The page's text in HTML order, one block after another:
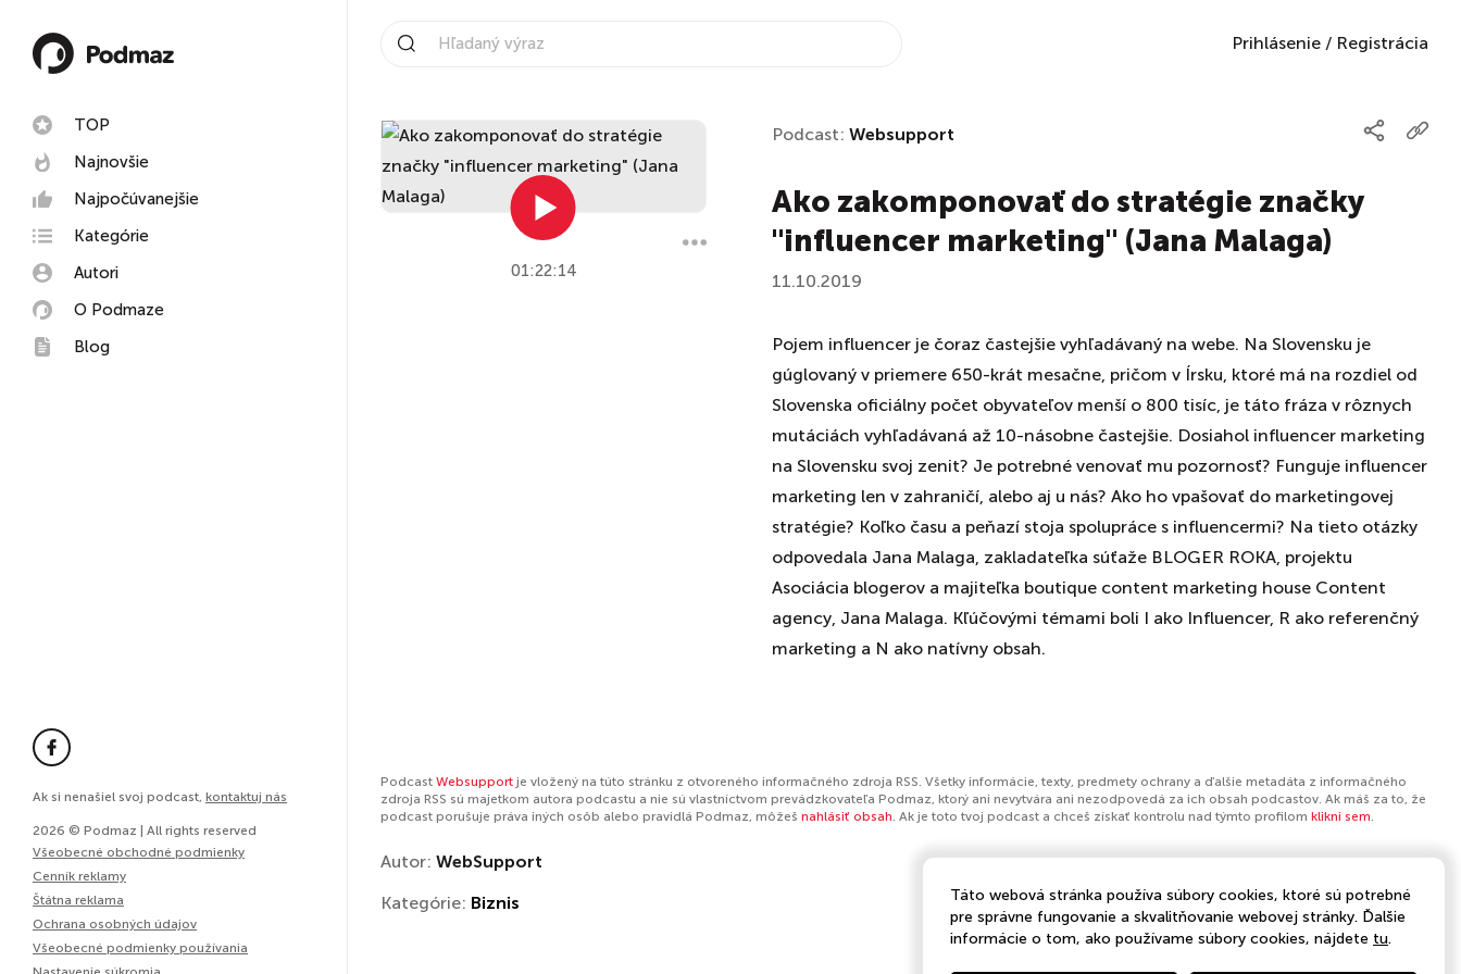
TOP
Najnovšie
Najpočúvanejšie
Kategórie
Autori
O Podmaze
Blog
Ak si nenašiel svoj podcast, kontaktuj nás
2026 © Podmaz | All rights reserved
Všeobecné obchodné podmienky
Cenník reklamy
Štátna reklama
Ochrana osobných údajov
Všeobecné podmienky používania
Prihlásenie / Registrácia
01:22:14
Podcast: Websupport
Ako zakomponovať do stratégie značky
"influencer marketing" (Jana Malaga)
11.10.2019
Pojem influencer je čoraz častejšie vyhľadávaný na webe. Na Slovensku je
gúglovaný v priemere 650-krát mesačne, pričom v Írsku, ktoré má na rozdiel od
Slovenska oficiálny počet obyvateľov menší o 800 tisíc, je táto fráza v rôznych
mutáciách vyhľadávaná až 10-násobne častejšie. Dosiahol influencer marketing
na Slovensku svoj zenit? Je potrebné venovať mu pozornosť? Funguje influencer
marketing len v zahraničí, alebo aj u nás? Ako ho vpašovať do marketingovej
stratégie? Koľko času a peňazí stoja spolupráce s influencermi? Na tieto otázky
odpovedala Jana Malaga, zakladateľka súťaže BLOGER ROKA, projektu
Asociácia blogerov a majiteľka boutique content marketing house Content
agency, Jana Malaga. Kľúčovými témami boli I ako Influencer, R ako referenčný
marketing a N ako natívny obsah.
Podcast Websupport je vložený na túto stránku z otvoreného informačného zdroja RSS. Všetky informácie, texty, predmety ochrany a ďalšie metadáta z informačného
zdroja RSS sú majetkom autora podcastu a nie sú vlastníctvom prevádzkovateľa Podmaz, ktorý ani nevytvára ani nezodpovedá za ich obsah podcastov. Ak máš za to, že
podcast porušuje práva iných osôb alebo pravidlá Podmaz, môžeš nahlásiť obsah. Ak je toto tvoj podcast a chceš získať kontrolu nad týmto profilom klikni sem.
Autor: WebSupport
Kategórie: Biznis
Táto webová stránka používa súbory cookies, ktoré sú potrebné
pre správne fungovanie a skvalitňovanie webovej stránky. Ďalšie
informácie o tom, ako používame súbory cookies, nájdete tu.